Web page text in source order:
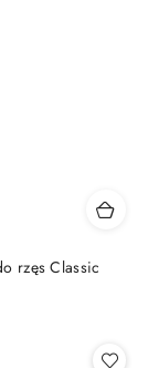
rzęs Classic